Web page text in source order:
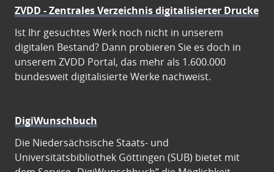
ZVDD - Zentrales Verzeichnis digitalisierter Drucke
Ist Ihr gesuchtes Werk noch nicht in unserem
digitalen Bestand? Dann probieren Sie es doch in
unserem ZVDD Portal, das mehr als 1.600.000
bundesweit digitalisierte Werke nachweist.
DigiWunschbuch
Die Niedersächsische Staats- und
Universitätsbibliothek Göttingen (SUB) bietet mit